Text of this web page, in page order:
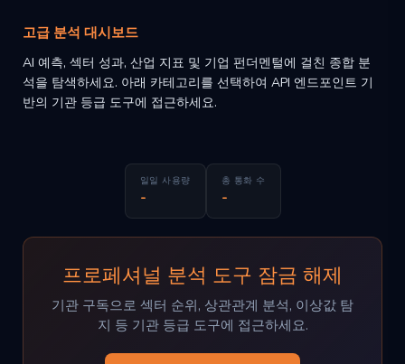
고급 분석 대시보드
AI 예측, 섹터 성과, 산업 지표 및 기업 펀더멘털에 걸친 종합 분
석을 탐색하세요. 아래 카테고리를 선택하여 API 엔드포인트 기
반의 기관 등급 도구에 접근하세요.
일일 사용량
-
총 통화 수
-
프로페셔널 분석 도구 잠금 해제
기관 구독으로 섹터 순위, 상관관계 분석, 이상값 탐
지 등 기관 등급 도구에 접근하세요.